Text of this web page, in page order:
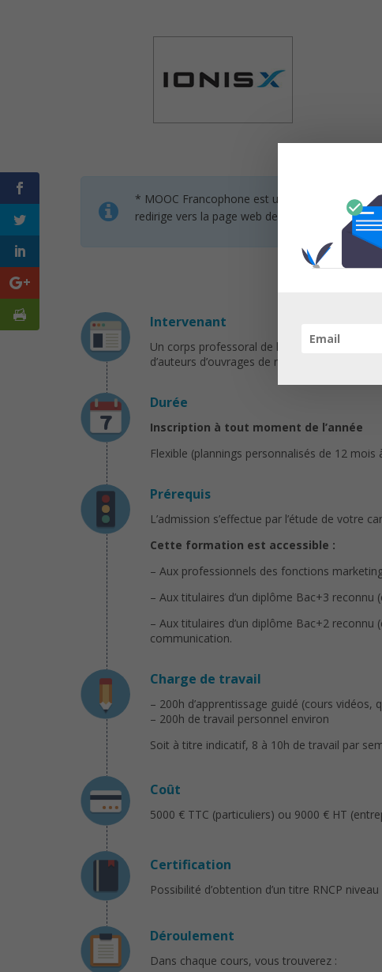
* MOOC Francophone est un service de mise
redirige vers la page web des organisateurs.
Intervenant
Un corps professoral de haut niveau
d’auteurs d’ouvrages de référence.
Durée
Inscription à tout moment de l’année
Flexible (plannings personnalisés de 12 mois
Prérequis
L’admission s’effectue par l’étude de votre
Cette formation est accessible :
– Aux professionnels des fonctions
– Aux titulaires d’un diplôme Bac+3
– Aux titulaires d’un diplôme Bac+2
communication.
Charge de travail
– 200h d’apprentissage guidé (cours
– 200h de travail personnel environ
Soit à titre indicatif, 8 à 10h de travail par
Coût
5000 € TTC (particuliers) ou 9000 € HT
Certification
Possibilité d’obtention d’un titre RNCP
Déroulement
Dans chaque cours, vous trouverez :